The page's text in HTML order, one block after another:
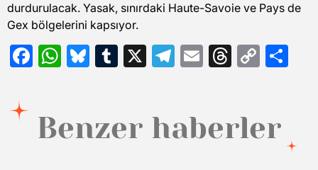
durdurulacak. Yasak, sınırdaki Haute-Savoie ve Pays de
Gex bölgelerini kapsıyor.
Facebook
WhatsApp
Bluesky
Tumblr
X Telegram
EmailThreads
Copy
Benzer haberler